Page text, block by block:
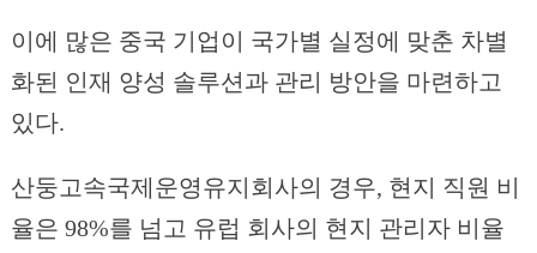
이에 많은 중국 기업이 국가별 실정에 맞춘 차별
화된 인재 양성 솔루션과 관리 방안을 마련하고
있다.
산둥고속국제운영유지회사의 경우, 현지 직원 비
율은 98%를 넘고 유럽 회사의 현지 관리자 비율